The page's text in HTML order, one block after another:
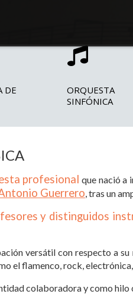
DE
ORQUESTA
SINFÓNICA
profesional que nació a
Guerrero,tras un
y distinguidos
versátil con respecto a su
el flamenco, rock,
colaboradora y como